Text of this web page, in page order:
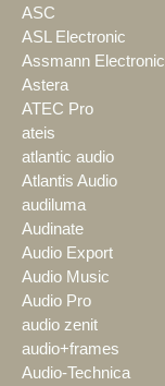
ASC
ASL Electronic
Assmann Electronic
Astera
ATEC Pro
ateis
atlantic audio
Atlantis Audio
audiluma
Audinate
Audio Export
Audio Music
Audio Pro
audio zenit
audio+frames
Audio-Technica